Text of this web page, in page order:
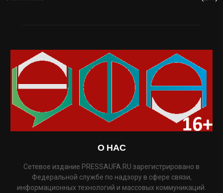
О НАС
Сетевое издание PRESSAUFA.RU зарегистрировано в
Федеральной службе по надзору в сфере связи,
информационных технологий и массовых коммуникаций.